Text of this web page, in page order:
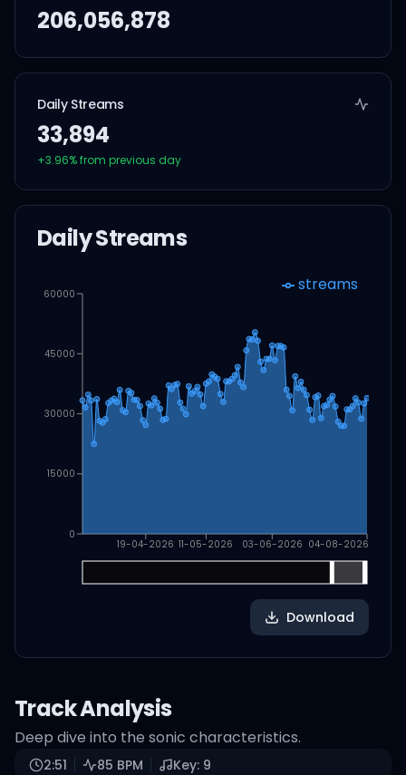
206,056,878
Daily Streams
33,894
+3.96% from previous day
Daily Streams
19-04-2026 11-05-2026 03-06-2026 04-08-2026
0
15000
30000
45000
60000 streams
Download
Track Analysis
Deep dive into the sonic characteristics.
2:51 85 BPM Key: 9